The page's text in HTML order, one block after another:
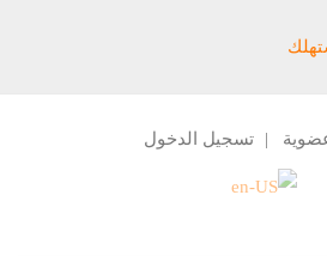
| تسجيل الدخول